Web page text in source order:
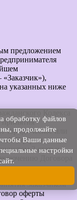
обработку файлов
продолжайте
чтобы Ваши данные
настройки
предложением
указанных ниже
принятия
юридическое или
Оферты,
3 статьи
Договора
Заказчиком
оферты